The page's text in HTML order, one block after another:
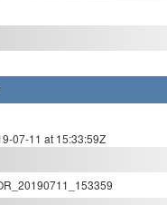
07-11 at 15:33:59Z